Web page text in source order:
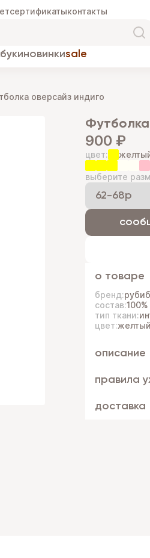
сертификатыконтакты
новинкиsale
оверсайз индиго
900 ₽
цвет:
выберите
о товаре
бренд:
состав:
тип ткани:
цвет:желтый
описание
правила
доставка